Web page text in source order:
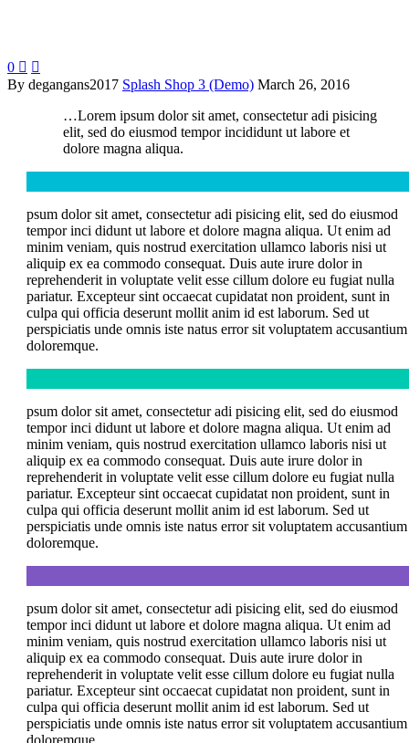
0  
By degangans2017 Splash Shop 3 (Demo) March 26, 2016
…Lorem ipsum dolor sit amet, consectetur adi pisicing
elit, sed do eiusmod tempor incididunt ut labore et
dolore magna aliqua.
psum dolor sit amet, consectetur adi pisicing elit, sed do eiusmod
tempor inci didunt ut labore et dolore magna aliqua. Ut enim ad
minim veniam, quis nostrud exercitation ullamco laboris nisi ut
aliquip ex ea commodo consequat. Duis aute irure dolor in
reprehenderit in voluptate velit esse cillum dolore eu fugiat nulla
pariatur. Excepteur sint occaecat cupidatat non proident, sunt in
culpa qui officia deserunt mollit anim id est laborum. Sed ut
perspiciatis unde omnis iste natus error sit voluptatem accusantium
doloremque.
psum dolor sit amet, consectetur adi pisicing elit, sed do eiusmod
tempor inci didunt ut labore et dolore magna aliqua. Ut enim ad
minim veniam, quis nostrud exercitation ullamco laboris nisi ut
aliquip ex ea commodo consequat. Duis aute irure dolor in
reprehenderit in voluptate velit esse cillum dolore eu fugiat nulla
pariatur. Excepteur sint occaecat cupidatat non proident, sunt in
culpa qui officia deserunt mollit anim id est laborum. Sed ut
perspiciatis unde omnis iste natus error sit voluptatem accusantium
doloremque.
psum dolor sit amet, consectetur adi pisicing elit, sed do eiusmod
tempor inci didunt ut labore et dolore magna aliqua. Ut enim ad
minim veniam, quis nostrud exercitation ullamco laboris nisi ut
aliquip ex ea commodo consequat. Duis aute irure dolor in
reprehenderit in voluptate velit esse cillum dolore eu fugiat nulla
pariatur. Excepteur sint occaecat cupidatat non proident, sunt in
culpa qui officia deserunt mollit anim id est laborum. Sed ut
perspiciatis unde omnis iste natus error sit voluptatem accusantium
doloremque.